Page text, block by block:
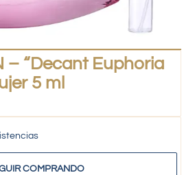
– “Decant Euphoria
5 ml
COMPRANDO